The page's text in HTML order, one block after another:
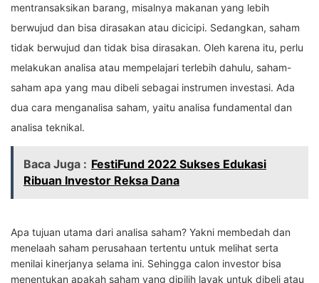
mentransaksikan barang, misalnya makanan yang lebih
berwujud dan bisa dirasakan atau dicicipi. Sedangkan, saham
tidak berwujud dan tidak bisa dirasakan. Oleh karena itu, perlu
melakukan analisa atau mempelajari terlebih dahulu, saham-
saham apa yang mau dibeli sebagai instrumen investasi. Ada
dua cara menganalisa saham, yaitu analisa fundamental dan
analisa teknikal.
Baca Juga : FestiFund 2022 Sukses Edukasi
Ribuan Investor Reksa Dana
Apa tujuan utama dari analisa saham? Yakni membedah dan
menelaah saham perusahaan tertentu untuk melihat serta
menilai kinerjanya selama ini. Sehingga calon investor bisa
menentukan apakah saham yang dipilih layak untuk dibeli atau